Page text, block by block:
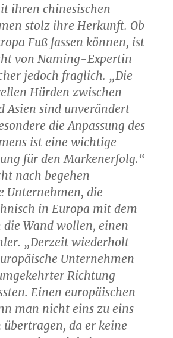
ihren chinesischen
stolz ihre Herkunft. Ob
Fuß fassen können, ist
von Naming-Expertin
jedoch fraglich. „Die
Hürden zwischen
Asien sind unverändert
die Anpassung des
ist eine wichtige
für den Markenerfolg.“
nach begehen
Unternehmen, die
in Europa mit dem
die Wand wollen, einen
„Derzeit wiederholt
Unternehmen
Richtung
Einen europäischen
man nicht eins zu eins
übertragen, da er keine